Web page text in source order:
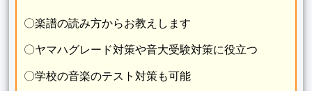
〇楽譜の読み方からお教えします
〇ヤマハグレード対策や音大受験対策に役立つ
〇学校の音楽のテスト対策も可能